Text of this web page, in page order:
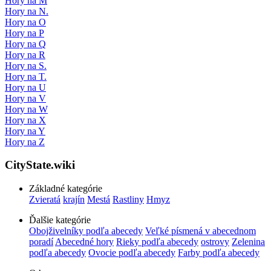
Hory na N.
Hory na O
Hory na P
Hory na Q
Hory na R
Hory na S.
Hory na T.
Hory na U
Hory na V
Hory na W
Hory na X
Hory na Y
Hory na Z
CityState.wiki
Základné kategórie
Zvieratá krajín Mestá Rastliny Hmyz
Ďalšie kategórie
Obojživelníky podľa abecedy Veľké písmená v abecednom
poradí Abecedné hory Rieky podľa abecedy ostrovy Zelenina
podľa abecedy Ovocie podľa abecedy Farby podľa abecedy